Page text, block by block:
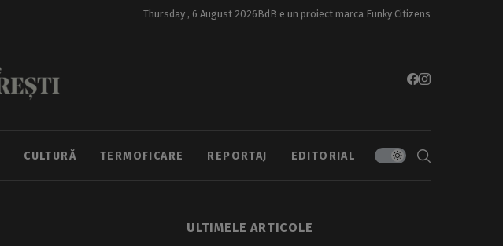
Thursday , 6 August 2026BdB e un proiect marca Funky Citizens
CULTURĂ TERMOFICARE REPORTAJ EDITORIAL
ULTIMELE ARTICOLE